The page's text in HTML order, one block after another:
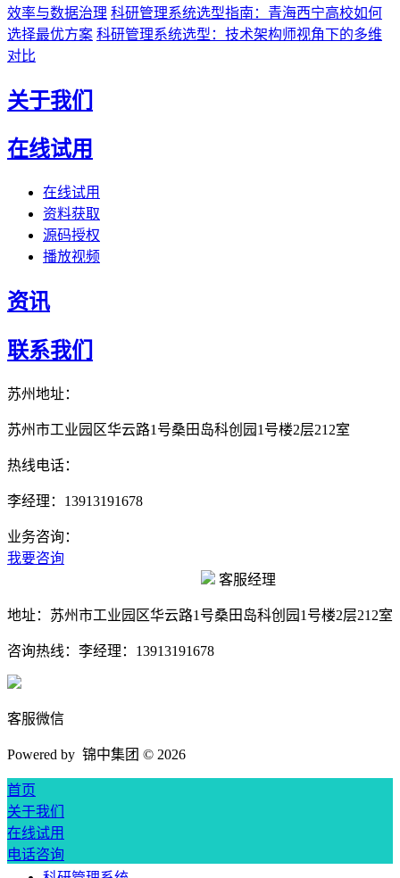
效率与数据治理 科研管理系统选型指南：青海西宁高校如何
选择最优方案 科研管理系统选型：技术架构师视角下的多维
对比
关于我们
在线试用
在线试用
资料获取
源码授权
播放视频
资讯
联系我们
苏州地址：
苏州市工业园区华云路1号桑田岛科创园1号楼2层212室
热线电话：
李经理：13913191678
业务咨询：
我要咨询
客服经理
地址： 苏州市工业园区华云路1号桑田岛科创园1号楼2层212室
咨询热线： 李经理：13913191678
客服微信
Powered by 锦中集团 © 2026
首页
关于我们
在线试用
电话咨询